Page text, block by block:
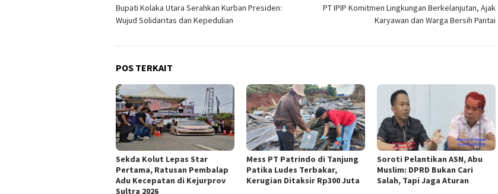
pos
Bupati Kolaka Utara Serahkan Kurban Presiden:
Wujud Solidaritas dan Kepedulian
PT IPIP Komitmen Lingkungan Berkelanjutan, Ajak
Karyawan dan Warga Bersih Pantai
POS TERKAIT
Sekda Kolut Lepas Star
Pertama, Ratusan Pembalap
Adu Kecepatan di Kejurprov
Sultra 2026
Mess PT Patrindo di Tanjung
Patika Ludes Terbakar,
Kerugian Ditaksir Rp300 Juta
Soroti Pelantikan ASN, Abu
Muslim: DPRD Bukan Cari
Salah, Tapi Jaga Aturan